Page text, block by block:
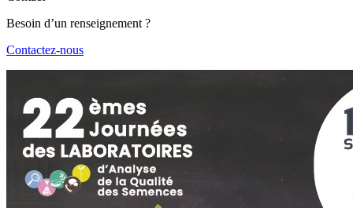
Besoin d’un renseignement ?
Contactez-nous